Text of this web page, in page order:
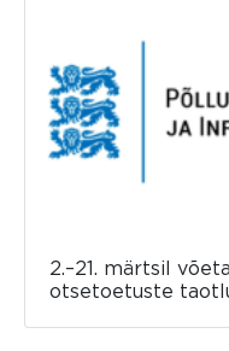
2.–21. märtsil
otsetoetuste